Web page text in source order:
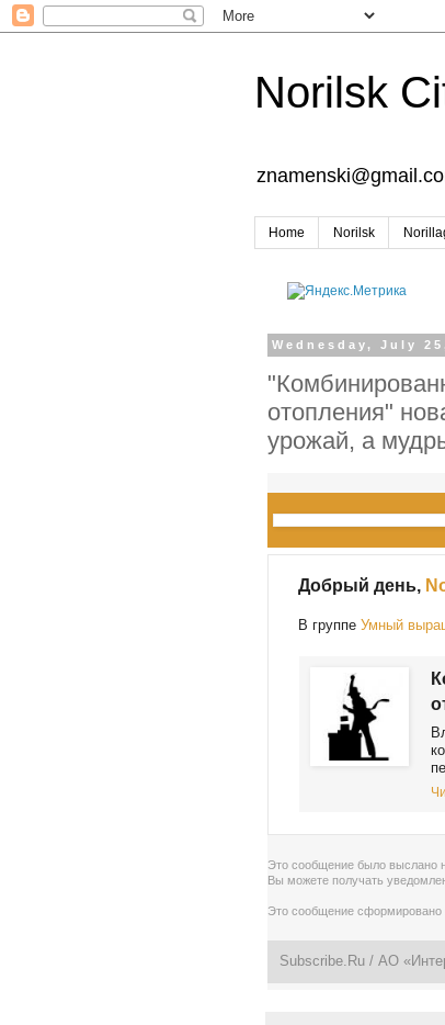
Norilsk
Home Norilsk
Wednesday, July
отопления"
урожай, а
Добрый день,
В группеУмный
Это сообщение было выслано
Вы можете получать
Это сообщение
Subscribe.Ru / АО